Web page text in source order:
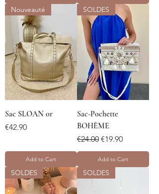
Nouveauté
Sac SLOAN or
Price
€42.90
Add to Cart
SOLDES
Sac-Pochette
BOHÈME
Regular Price
€24.00 Sale Price
€19.90
Add to Cart
SOLDES SOLDES